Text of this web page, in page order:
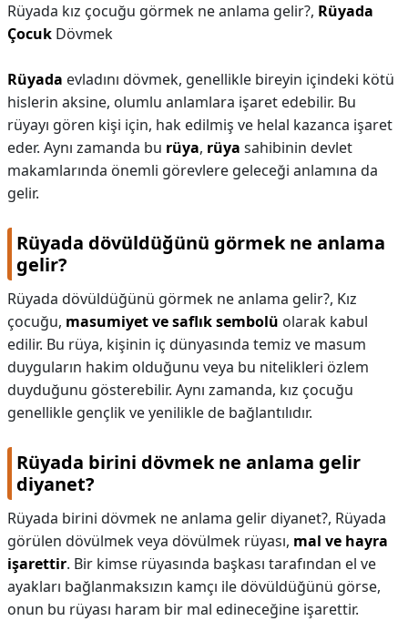
Rüyada kız çocuğu görmek ne anlama gelir?, Rüyada
Çocuk Dövmek
Rüyada evladını dövmek, genellikle bireyin içindeki kötü
hislerin aksine, olumlu anlamlara işaret edebilir. Bu
rüyayı gören kişi için, hak edilmiş ve helal kazanca işaret
eder. Aynı zamanda bu rüya, rüya sahibinin devlet
makamlarında önemli görevlere geleceği anlamına da
gelir.
Rüyada dövüldüğünü görmek ne anlama
gelir?
Rüyada dövüldüğünü görmek ne anlama gelir?, Kız
çocuğu, masumiyet ve saflık sembolü olarak kabul
edilir. Bu rüya, kişinin iç dünyasında temiz ve masum
duyguların hakim olduğunu veya bu nitelikleri özlem
duyduğunu gösterebilir. Aynı zamanda, kız çocuğu
genellikle gençlik ve yenilikle de bağlantılıdır.
Rüyada birini dövmek ne anlama gelir
diyanet?
Rüyada birini dövmek ne anlama gelir diyanet?, Rüyada
görülen dövülmek veya dövülmek rüyası, mal ve hayra
işarettir. Bir kimse rüyasında başkası tarafından el ve
ayakları bağlanmaksızın kamçı ile dövüldüğünü görse,
onun bu rüyası haram bir mal edineceğine işarettir.